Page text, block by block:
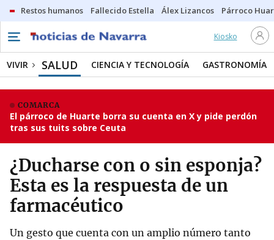
Restos humanos Fallecido Estella Álex Lizancos Párroco
Kiosko
VIVIR SALUD CIENCIA Y TECNOLOGÍA GASTRONOMÍA
COMARCA
El párroco de Huarte borra su cuenta en X y pide perdón
tras sus tuits sobre Ceuta
¿Ducharse con o sin esponja?
Esta es la respuesta de un
farmacéutico
Un gesto que cuenta con un amplio número tanto